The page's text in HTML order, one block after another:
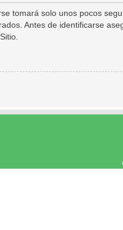
tomará solo unos pocos
Antes de identificarse